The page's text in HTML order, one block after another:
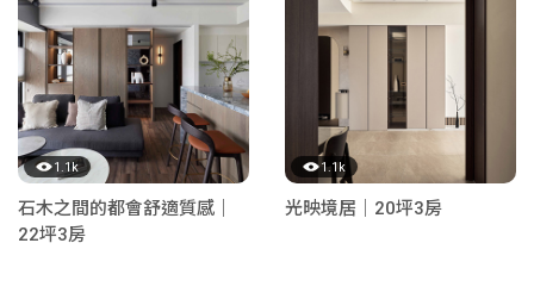
1.1k
石木之間的都會舒適質感｜
22坪3房
1.1k
光映境居｜20坪3房